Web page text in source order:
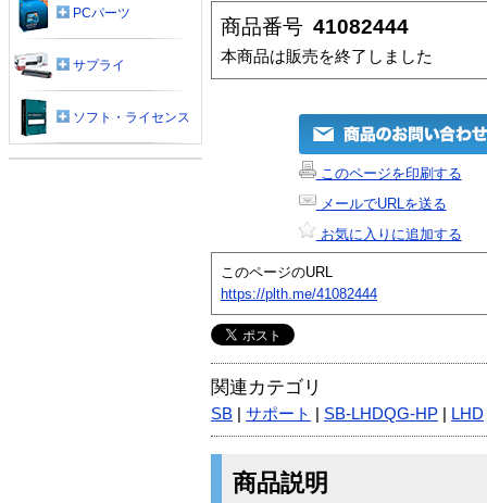
商品番号 41082444
本商品は販売を終了しました
このページを印刷する
メールでURLを送る
お気に入りに追加する
このページのURL
https://plth.me/41082444
関連カテゴリ
SB サポート SB-LHDQG-HP LHD
商品説明
PCパーツ
サプライ
ソフト・ライセンス